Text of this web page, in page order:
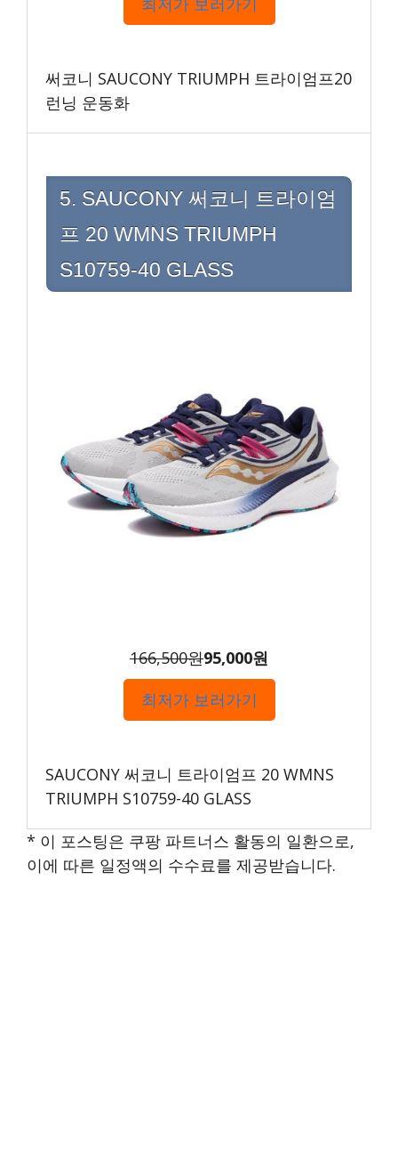
써코니 SAUCONY TRIUMPH 트라이엄프20
런닝 운동화
5. SAUCONY 써코니 트라이엄
프 20 WMNS TRIUMPH
S10759-40 GLASS
166,500원95,000원
최저가 보러가기
SAUCONY 써코니 트라이엄프 20 WMNS
TRIUMPH S10759-40 GLASS
* 이 포스팅은 쿠팡 파트너스 활동의 일환으로,
이에 따른 일정액의 수수료를 제공받습니다.